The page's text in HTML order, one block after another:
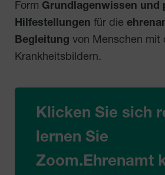
Form Grundlagenwissen und
Hilfestellungen für die
Begleitung von Menschen mit
Krankheitsbildern.
Klicken Sie sich
lernen Sie
Zoom.Ehrenamt